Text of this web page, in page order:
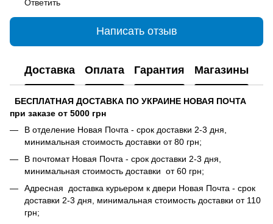
Ответить
Написать отзыв
Доставка Оплата Гарантия Магазины
БЕСПЛАТНАЯ ДОСТАВКА ПО УКРАИНЕ НОВАЯ ПОЧТА
при заказе от 5000 грн
В отделение Новая Почта - срок доставки 2-3 дня,
минимальная стоимость доставки от 80 грн;
В почтомат Новая Почта - срок доставки 2-3 дня,
минимальная стоимость доставки от 60 грн;
Адресная доставка курьером к двери Новая Почта - срок
доставки 2-3 дня, минимальная стоимость доставки от 110
грн;